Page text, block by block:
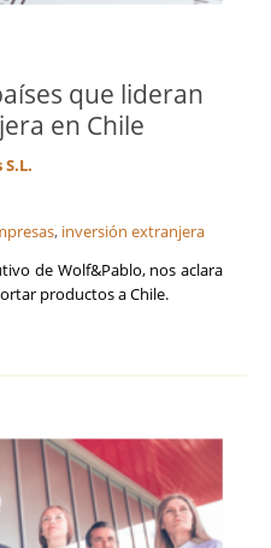
que lideran
en Chile
, inversión extranjera
de Wolf&Pablo, nos aclara
productos a Chile.